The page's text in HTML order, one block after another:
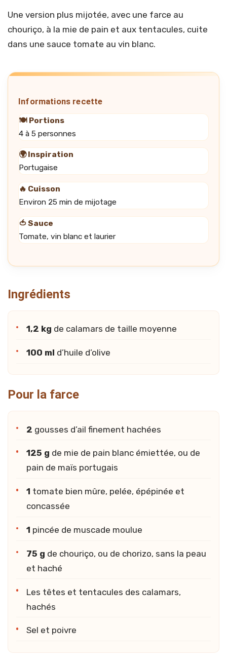
Une version plus mijotée, avec une farce au
chouriço, à la mie de pain et aux tentacules, cuite
dans une sauce tomate au vin blanc.
Informations recette
🍽️ Portions
4 à 5 personnes
🌍 Inspiration
Portugaise
🔥 Cuisson
Environ 25 min de mijotage
🍅 Sauce
Tomate, vin blanc et laurier
Ingrédients
1,2 kg de calamars de taille moyenne
100 ml d’huile d’olive
Pour la farce
2 gousses d’ail finement hachées
125 g de mie de pain blanc émiettée, ou de
pain de maïs portugais
1 tomate bien mûre, pelée, épépinée et
concassée
1 pincée de muscade moulue
75 g de chouriço, ou de chorizo, sans la peau
et haché
Les têtes et tentacules des calamars,
hachés
Sel et poivre